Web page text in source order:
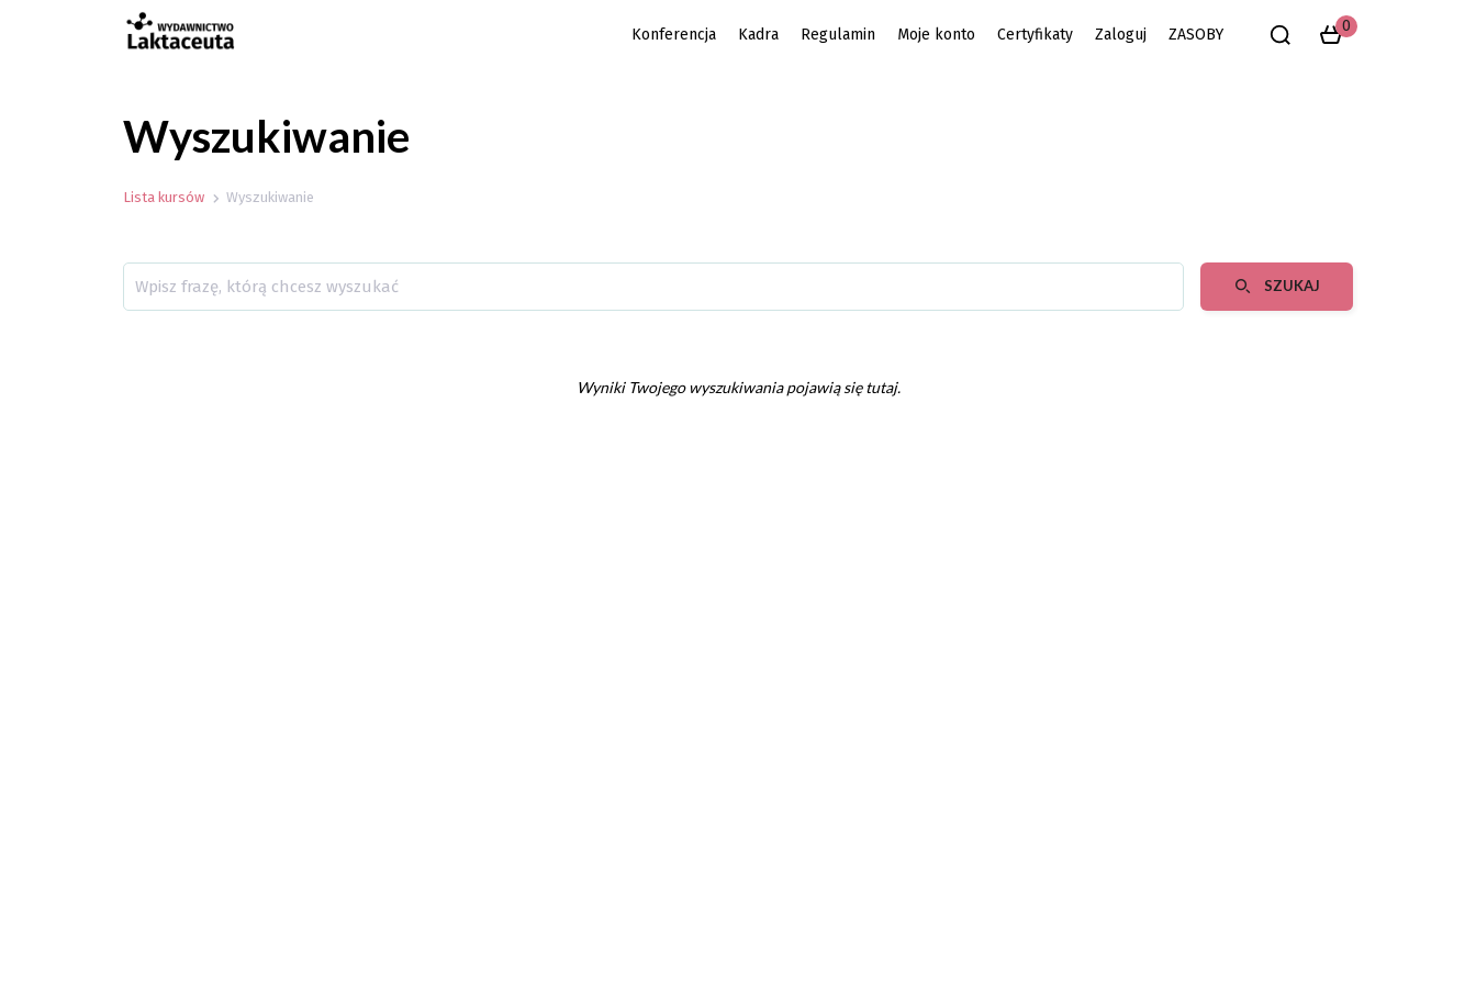
Konferencja Kadra Regulamin Moje konto Certyfikaty Zaloguj ZASOBY 0
Wyszukiwanie
Lista kursów Wyszukiwanie
SZUKAJ
Wyniki Twojego wyszukiwania pojawią się tutaj.